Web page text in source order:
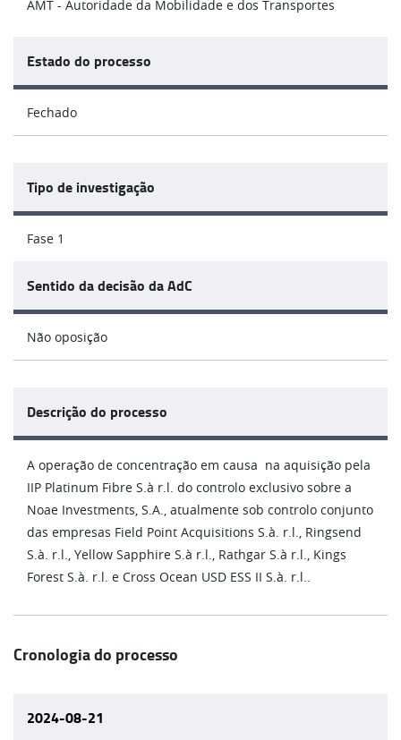
AMT - Autoridade da Mobilidade e dos Transportes
Estado do processo
Fechado
Tipo de investigação
Fase 1
Sentido da decisão da AdC
Não oposição
Descrição do processo
A operação de concentração em causa na aquisição pela
IIP Platinum Fibre S.à r.l. do controlo exclusivo sobre a
Noae Investments, S.A., atualmente sob controlo conjunto
das empresas Field Point Acquisitions S.à. r.l., Ringsend
S.à. r.l., Yellow Sapphire S.à r.l., Rathgar S.à r.l., Kings
Forest S.à. r.l. e Cross Ocean USD ESS II S.à. r.l..
Cronologia do processo
2024-08-21